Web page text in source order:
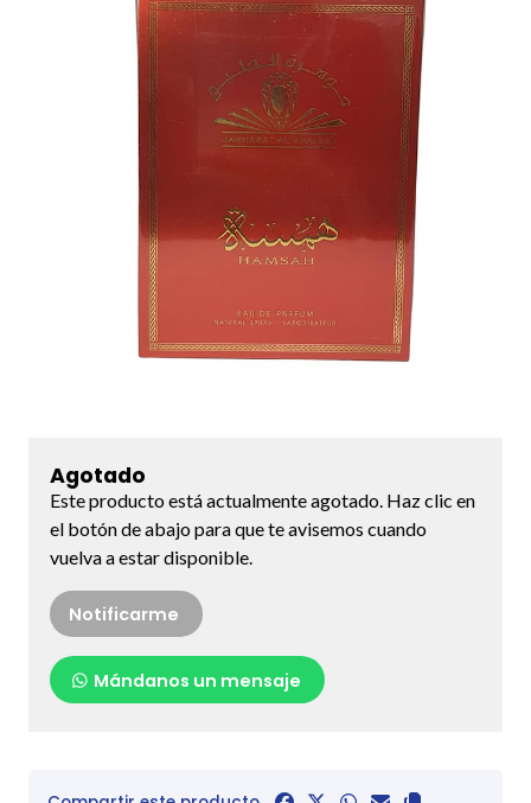
Agotado
Este producto está actualmente agotado. Haz clic en
el botón de abajo para que te avisemos cuando
vuelva a estar disponible.
Notificarme
Mándanos un mensaje